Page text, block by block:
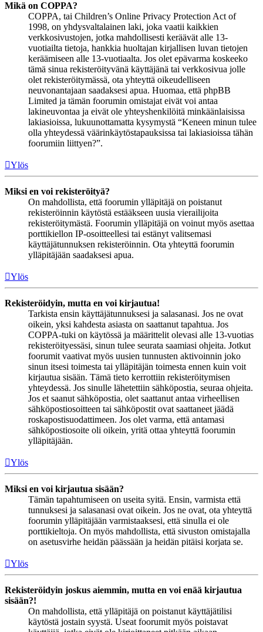
Mikä on COPPA?
COPPA, tai Children’s Online Privacy Protection Act of
1998, on yhdysvaltalainen laki, joka vaatii kaikkien
verkkosivustojen, jotka mahdollisesti keräävät alle 13-
vuotiailta tietoja, hankkia huoltajan kirjallisen luvan tietojen
keräämiseen alle 13-vuotiaalta. Jos olet epävarma koskeeko
tämä sinua rekisteröityvänä käyttäjänä tai verkkosivua jolle
olet rekisteröitymässä, ota yhteyttä oikeudelliseen
neuvonantajaan saadaksesi apua. Huomaa, että phpBB
Limited ja tämän foorumin omistajat eivät voi antaa
lakineuvontaa ja eivät ole yhteyshenkilöitä minkäänlaisissa
lakiasioissa, lukuunottamatta kysymystä “Keneen minun tulee
olla yhteydessä väärinkäytöstapauksissa tai lakiasioissa tähän
foorumiin liittyen?”.
Ylös
Miksi en voi rekisteröityä?
On mahdollista, että foorumin ylläpitäjä on poistanut
rekisteröinnin käytöstä estääkseen uusia vierailijoita
rekisteröitymästä. Foorumin ylläpitäjä on voinut myös asettaa
porttikiellon IP-osoitteellesi tai estänyt valitsemasi
käyttäjätunnuksen rekisteröinnin. Ota yhteyttä foorumin
ylläpitäjään saadaksesi apua.
Ylös
Rekisteröidyin, mutta en voi kirjautua!
Tarkista ensin käyttäjätunnuksesi ja salasanasi. Jos ne ovat
oikein, yksi kahdesta asiasta on saattanut tapahtua. Jos
COPPA-tuki on käytössä ja määrittelit olevasi alle 13-vuotias
rekisteröityessäsi, sinun tulee seurata saamiasi ohjeita. Jotkut
foorumit vaativat myös uusien tunnusten aktivoinnin joko
sinun itsesi toimesta tai ylläpitäjän toimesta ennen kuin voit
kirjautua sisään. Tämä tieto kerrottiin rekisteröitymisen
yhteydessä. Jos sinulle lähetettiin sähköpostia, seuraa ohjeita.
Jos et saanut sähköpostia, olet saattanut antaa virheellisen
sähköpostiosoitteen tai sähköpostit ovat saattaneet jäädä
roskapostisuodattimeen. Jos olet varma, että antamasi
sähköpostiosoite oli oikein, yritä ottaa yhteyttä foorumin
ylläpitäjään.
Ylös
Miksi en voi kirjautua sisään?
Tämän tapahtumiseen on useita syitä. Ensin, varmista että
tunnuksesi ja salasanasi ovat oikein. Jos ne ovat, ota yhteyttä
foorumin ylläpitäjään varmistaaksesi, että sinulla ei ole
porttikieltoja. On myös mahdollista, että sivuston omistajalla
on asetusvirhe heidän päässään ja heidän pitäisi korjata se.
Ylös
Rekisteröidyin joskus aiemmin, mutta en voi enää kirjautua
sisään?!
On mahdollista, että ylläpitäjä on poistanut käyttäjätilisi
käytöstä jostain syystä. Useat foorumit myös poistavat